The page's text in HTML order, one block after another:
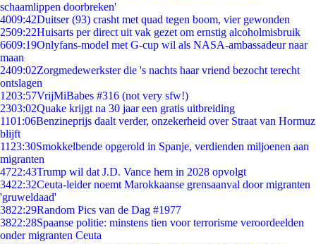
schaamlippen doorbreken'
4009:42Duitser (93) crasht met quad tegen boom, vier gewonden
2509:22Huisarts per direct uit vak gezet om ernstig alcoholmisbruik
6609:19Onlyfans-model met G-cup wil als NASA-ambassadeur naar
maan
2409:02Zorgmedewerkster die 's nachts haar vriend bezocht terecht
ontslagen
1203:57VrijMiBabes #316 (not very sfw!)
2303:02Quake krijgt na 30 jaar een gratis uitbreiding
1101:06Benzineprijs daalt verder, onzekerheid over Straat van Hormuz
blijft
11 23:30Smokkelbende opgerold in Spanje, verdienden miljoenen aan
migranten
4722:43Trump wil dat J.D. Vance hem in 2028 opvolgt
3422:32Ceuta-leider noemt Marokkaanse grensaanval door migranten
'gruweldaad'
3822:29Random Pics van de Dag #1977
3822:28Spaanse politie: minstens tien voor terrorisme veroordeelden
onder migranten Ceuta